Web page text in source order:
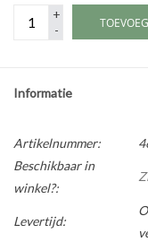
Cadeaubonnen &
Relatiegeschenken |
Onderdelen |
Oliën & Smeermiddelen
TIPS & KENNIS
+
-
Informatie
Artikelnummer:
Beschikbaar in
winkel?:
Levertijd: